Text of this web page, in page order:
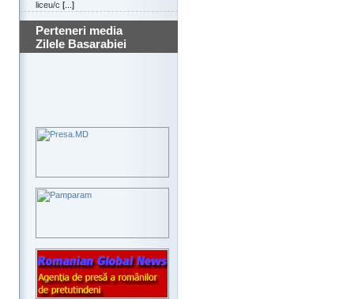
liceu/c [...]
Perteneri media
Zilele Basarabiei